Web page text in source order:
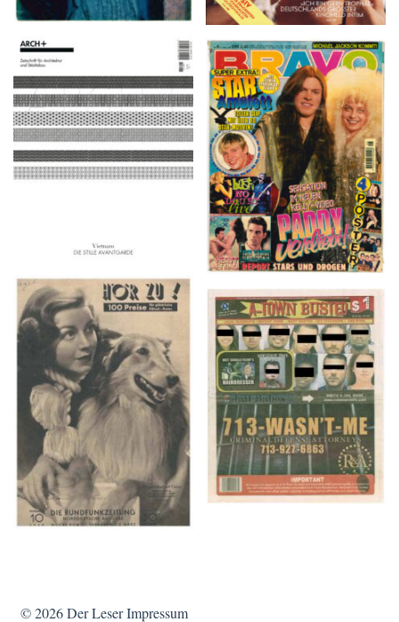
ARCH+ Nr. 226, Herbst
2016
BRAVO – Nr. 8, 13. Febr.
1997
HÖR ZU! – 1949,
NUMMER 10, Woche
vom 27. Februar bis 05.
März
A-TOWN BUSTED –
8/15/16–9/1/16
© 2026Der Leser Impressum